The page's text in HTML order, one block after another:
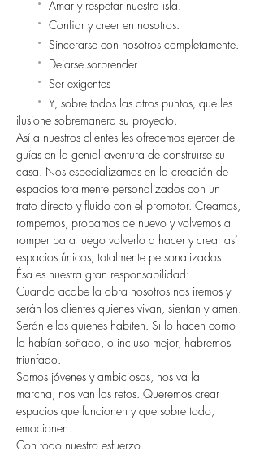
Amar y respetar nuestra isla.
· Confiar y creer en nosotros.
· Sincerarse con nosotros completamente.
· Dejarse sorprender
· Ser exigentes
·
Y, sobre todos las otros puntos, que les
ilusione sobremanera su proyecto.
Así a nuestros clientes les ofrecemos ejercer de
guías en la genial aventura de construirse su
casa. Nos especializamos en la creación de
espacios totalmente personalizados con un
trato directo y fluido con el promotor. Creamos,
rompemos, probamos de nuevo y volvemos a
romper para luego volverlo a hacer y crear así
espacios únicos, totalmente personalizados.
Ésa es nuestra gran responsabilidad:
Cuando acabe la obra nosotros nos iremos y
serán los clientes quienes vivan, sientan y amen.
Serán ellos quienes habiten. Si lo hacen como
lo habían soñado, o incluso mejor, habremos
triunfado.
Somos jóvenes y ambiciosos, nos va la
marcha, nos van los retos. Queremos crear
espacios que funcionen y que sobre todo,
emocionen.
Con todo nuestro esfuerzo.